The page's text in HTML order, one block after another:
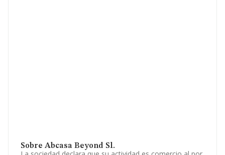
Sobre Abcasa Beyond Sl.